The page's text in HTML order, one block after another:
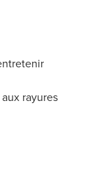
rayures